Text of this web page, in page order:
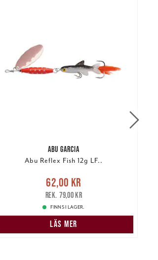
ABU GARCIA
Abu Reflex Fish 12g LF..
Nuvarande pris:62,00 kr
pris:79,00 kr
62,00 kr
79,00 kr
FINNS I LAGER.
LÄS MER